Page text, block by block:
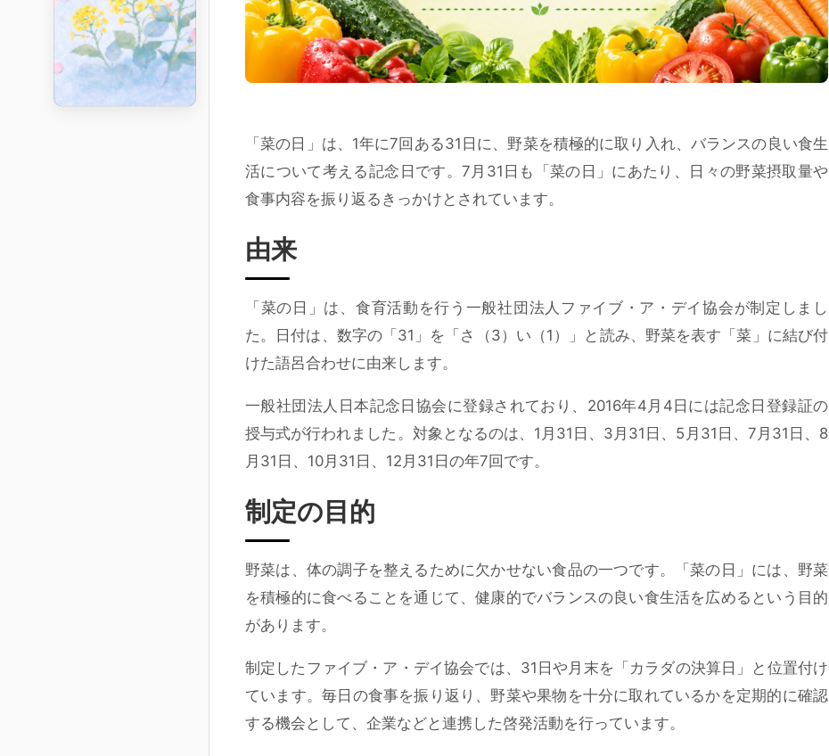
「菜の日」は、 1年に7回ある31日 に、野菜を積極的に取り入れ、バランスの良い食生
活について考える記念日です。7月31日も「菜の日」にあたり、日々の野菜摂取量や
食事内容を振り返るきっかけとされています。
由来
「菜の日」は、食育活動を行う 一般社団法人ファイブ・ア・デイ協会が制定しまし
た。日付は、数字の「31」を「さ（3）い（1）」と読み、野菜を表す「菜」に結び付
けた語呂合わせに由来します。
一般社団法人日本記念日協会に登録されており、2016年4月4日には記念日登録証の
授与式が行われました。対象となるのは、1月31日、3月31日、5月31日、7月31日、8
月31日、10月31日、12月31日の年7回です。
制定の目的
野菜は、体の調子を整えるために欠かせない食品の一つです。「菜の日」には、野菜
を積極的に食べることを通じて、健康的でバランスの良い食生活を広めるという目的
があります。
制定したファイブ・ア・デイ協会では、31日や月末を 「カラダの決算日」
と位置付け
ています。毎日の食事を振り返り、野菜や果物を十分に取れているかを定期的に確認
する機会として、企業などと連携した啓発活動を行っています。